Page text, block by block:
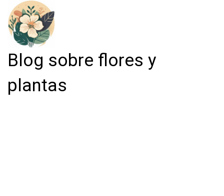
Blog sobre flores y
plantas